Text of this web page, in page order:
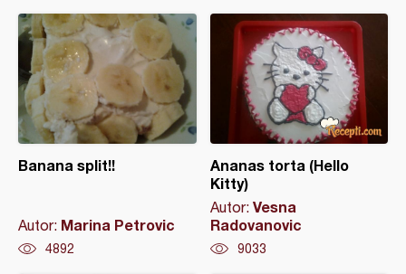
Banana split!!
Autor: Marina Petrovic
4892
Ananas torta (Hello
Kitty)
Autor: Vesna
Radovanovic
9033